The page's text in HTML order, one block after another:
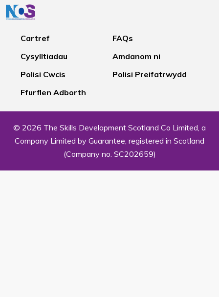
Cartref
FAQs
Cysylltiadau
Amdanom ni
Polisi Cwcis
Polisi Preifatrwydd
Ffurflen Adborth
© 2026 The Skills Development Scotland Co Limited, a
Company Limited by Guarantee, registered in Scotland
(Company no. SC202659)